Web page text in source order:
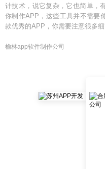
计技术，说它复杂，它也简单，
你制作APP，这些工具并不需要
款优秀的APP，你需要注意很多细
榆林app软件制作公司